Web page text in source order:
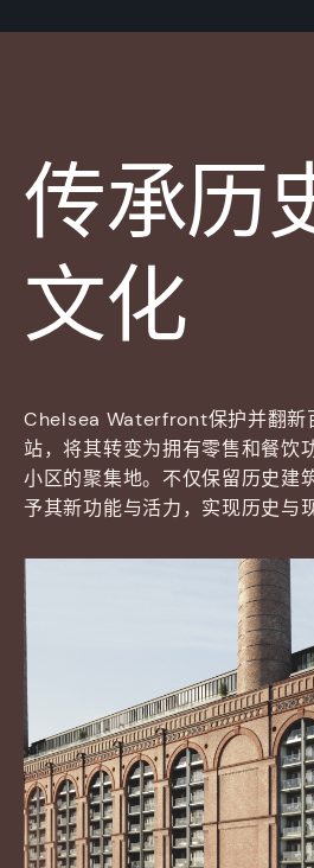
传承历
文化
Chelsea Waterfront保护并翻新
站，将其转变为拥有零售和餐饮
小区的聚集地。不仅保留历史建
予其新功能与活力，实现历史与